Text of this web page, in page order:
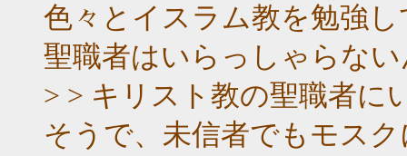
色々とイスラム教を勉強
聖職者はいらっしゃらな
> > キリスト教の聖職者に
そうで、未信者でもモス